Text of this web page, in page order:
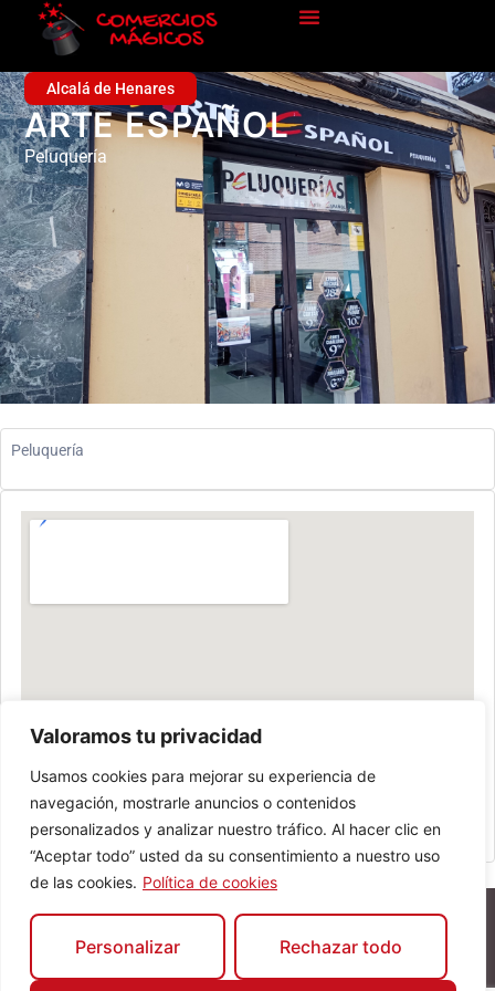
Valoramos tu privacidad
Usamos cookies para mejorar su experiencia de
navegación, mostrarle anuncios o contenidos
personalizados y analizar nuestro tráfico. Al hacer clic en
“Aceptar todo” usted da su consentimiento a nuestro uso
de las cookies. Política de cookies
Personalizar Rechazar todo
Alcalá de Henares
ARTE ESPAÑOL
Peluquería
Peluquería